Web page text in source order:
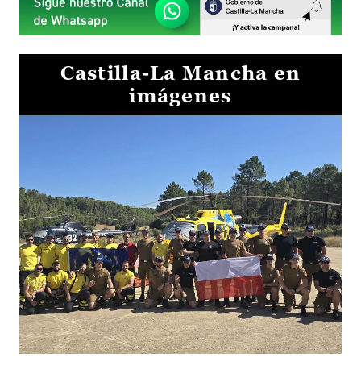
Castilla-La Mancha en
imágenes